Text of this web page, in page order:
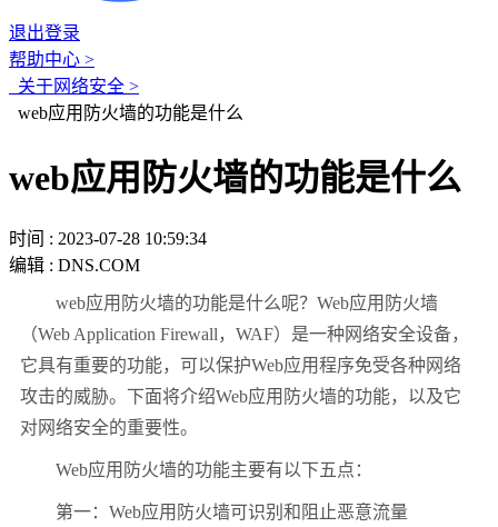
退出登录
帮助中心 >
关于网络安全 >
web应用防火墙的功能是什么
web应用防火墙的功能是什么
时间 : 2023-07-28 10:59:34
编辑 : DNS.COM
web应用防火墙的功能是什么呢？Web应用防火墙
（Web Application Firewall，WAF）是一种网络安全设备，
它具有重要的功能，可以保护Web应用程序免受各种网络
攻击的威胁。下面将介绍Web应用防火墙的功能，以及它
对网络安全的重要性。
Web应用防火墙的功能主要有以下五点：
第一：Web应用防火墙可识别和阻止恶意流量